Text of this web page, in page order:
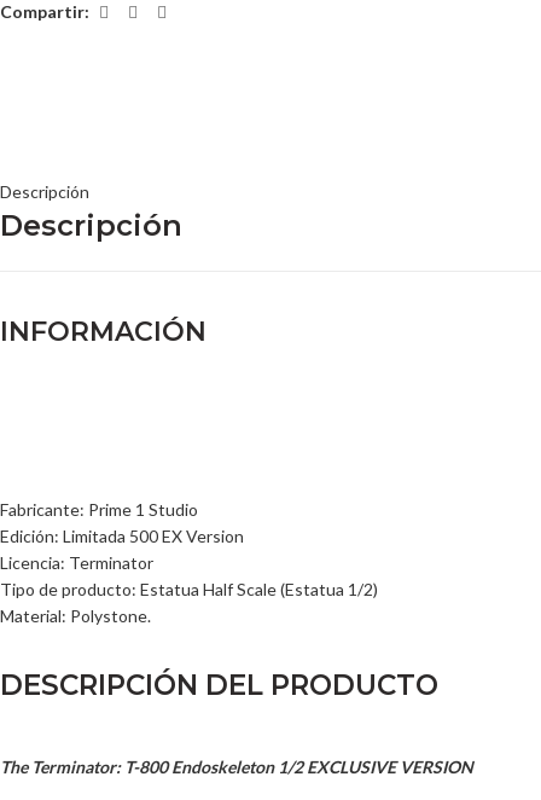
Compartir:
Descripción
Descripción
INFORMACIÓN
Fabricante: Prime 1 Studio
Edición: Limitada 500 EX Version
Licencia: Terminator
Tipo de producto: Estatua Half Scale (Estatua 1/2)
Material: Polystone.
DESCRIPCIÓN DEL PRODUCTO
The Terminator: T-800 Endoskeleton 1/2 EXCLUSIVE VERSION